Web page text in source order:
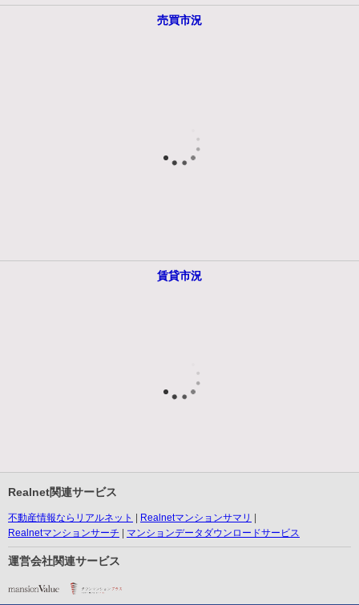
売買市況
賃貸市況
Realnet関連サービス
不動産情報ならリアルネット
Realnetマンションサマリ
Realnetマンションサーチ
マンションデータダウンロードサービス
運営会社関連サービス